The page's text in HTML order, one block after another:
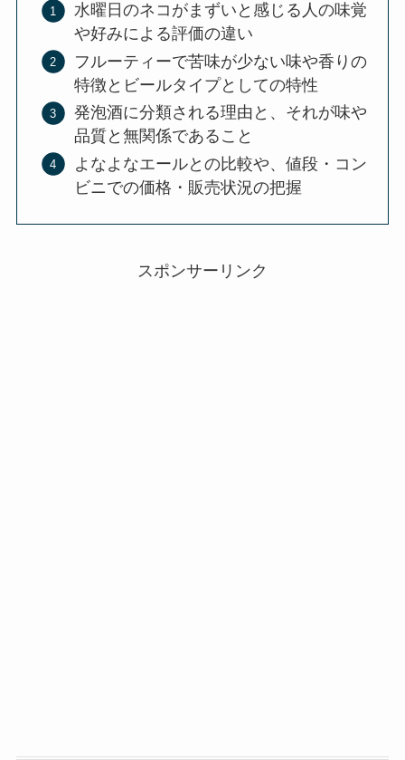
水曜日のネコがまずいと感じる人の味覚
や好みによる評価の違い
フルーティーで苦味が少ない味や香りの
特徴とビールタイプとしての特性
発泡酒に分類される理由と、それが味や
品質と無関係であること
よなよなエールとの比較や、値段・コン
ビニでの価格・販売状況の把握
スポンサーリンク